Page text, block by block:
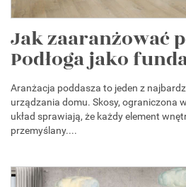
Jak zaaranżować
Podłoga jako
Aranżacja poddasza to jeden z
urządzania domu. Skosy, ograniczona
układ sprawiają, że każdy element
przemyślany....